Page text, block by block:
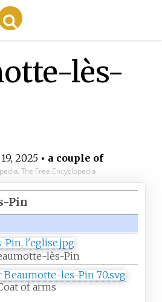
lès-
2025• a couple of
The Free Encyclopedia
Pin
lès-Pin
of arms